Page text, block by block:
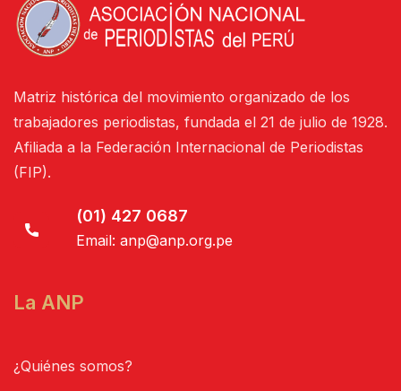
Matriz histórica del movimiento organizado de los
trabajadores periodistas, fundada el 21 de julio de 1928.
Afiliada a la Federación Internacional de Periodistas
(FIP).
(01) 427 0687
Email: anp@anp.org.pe
La ANP
¿Quiénes somos?